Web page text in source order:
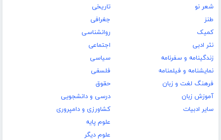
شعر نو
طنز
کمیک
نثر ادبی
زندگینامه و سفرنامه
نمایشنامه و فیلمنامه
فرهنگ لغت و زبان
آموزش زبان
سایر ادبیات
تاریخی
جغرافی
روانشناسی
اجتماعی
سیاسی
فلسفی
حقوق
درسی و دانشجویی
کشاورزی و دامپروری
علوم پایه
علوم دیگر